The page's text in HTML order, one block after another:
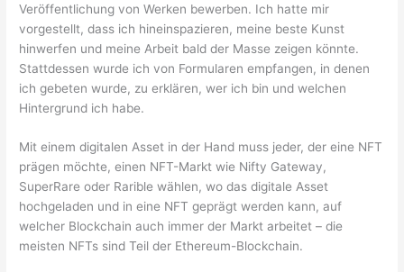
Veröffentlichung von Werken bewerben. Ich hatte mir
vorgestellt, dass ich hineinspazieren, meine beste Kunst
hinwerfen und meine Arbeit bald der Masse zeigen könnte.
Stattdessen wurde ich von Formularen empfangen, in denen
ich gebeten wurde, zu erklären, wer ich bin und welchen
Hintergrund ich habe.
Mit einem digitalen Asset in der Hand muss jeder, der eine NFT
prägen möchte, einen NFT-Markt wie Nifty Gateway,
SuperRare oder Rarible wählen, wo das digitale Asset
hochgeladen und in eine NFT geprägt werden kann, auf
welcher Blockchain auch immer der Markt arbeitet – die
meisten NFTs sind Teil der Ethereum-Blockchain.